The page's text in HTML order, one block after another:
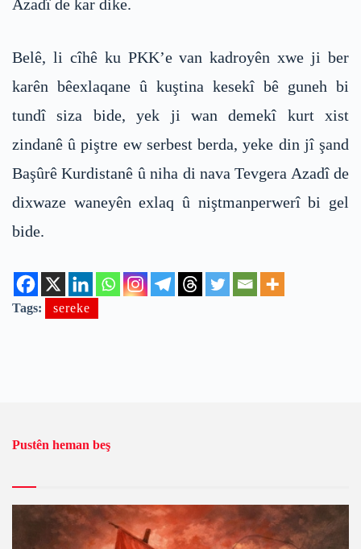
Azadî de kar dike.
Belê, li cîhê ku PKK’e van kadroyên xwe ji ber
karên bêexlaqane û kuştina kesekî bê guneh bi
tundî siza bide, yek ji wan demekî kurt xist
zindanê û piştre ew serbest berda, yeke din jî şand
Başûrê Kurdistanê û niha di nava Tevgera Azadî de
dixwaze waneyên exlaq û niştmanperwerî bi gel
bide.
Tags: sereke
Pustên heman beş